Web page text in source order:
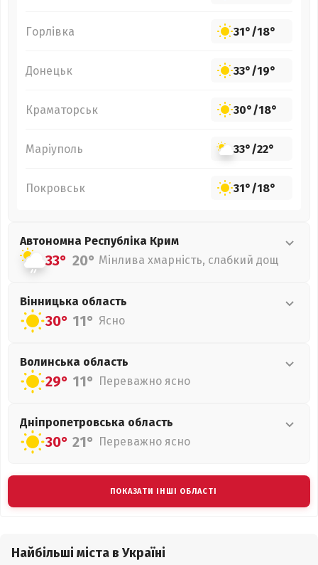
Горлівка 31°/18°
Донецьк 33°/19°
Краматорськ 30°/18°
Маріуполь 33°/22°
Покровськ 31°/18°
Автономна Республіка Крим
33° 20° Мінлива хмарність, слабкий дощ
Вінницька область
30° 11° Ясно
Волинська область
29° 11° Переважно ясно
Дніпропетровська область
30° 21° Переважно ясно
ПОКАЗАТИ ІНШІ ОБЛАСТІ
Найбільші міста в Україні